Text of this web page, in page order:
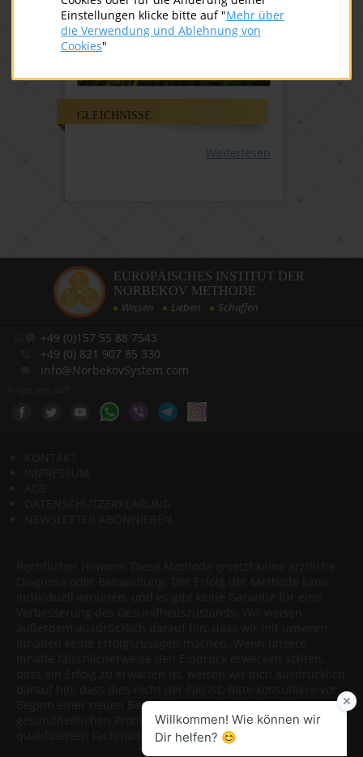
Einstellungen klicke bitte auf "Mehr über
die Verwendung und Ablehnung von
Cookies"
GLEICHNISSE
Weiterlesen
EUROPÄISCHES INSTITUT DER
NORBEKOV METHODE
Wissen Lieben Schaffen
+49 (0)157 55 88 7543
+49 (0) 821 907 85 330
info@NorbekovSystem.com
Beginn einer neuen Behandlungsmethode oder bei
gesundheitlichen Problemen immer einen Arzt oder